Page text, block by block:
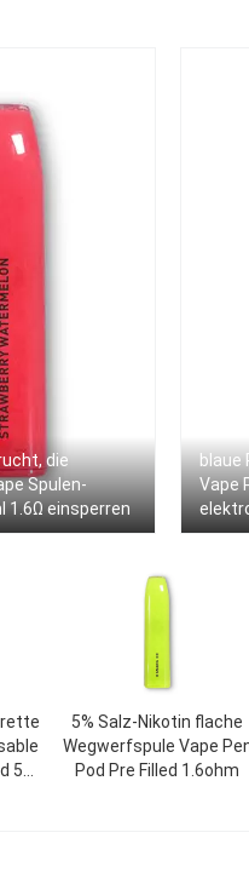
die
Spulen-
1.6Ω einsperren
blaue
Vape
5%
5% Salz-Nikotin flache
Wegwerfspule Vape
Pod Pre Filled 1.6ohm